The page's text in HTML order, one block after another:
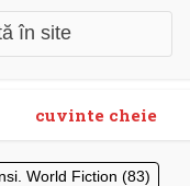
cuvinte cheie
World Fiction (83)